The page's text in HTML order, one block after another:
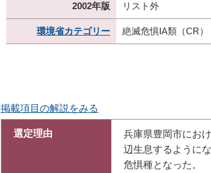
2002年版 リスト外
環境省カテゴリー 絶滅危惧ⅠA類（CR）
掲載項目の解説をみる
選定理由
兵庫県豊岡市にお
辺生息するように
危惧種となった。